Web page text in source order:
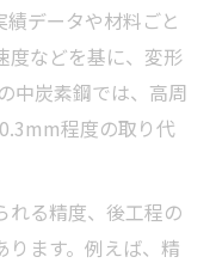
データや材料ごと
度などを基に、変形
中炭素鋼では、高周
程度の取り代
れる精度、後工程の
ります。例えば、精